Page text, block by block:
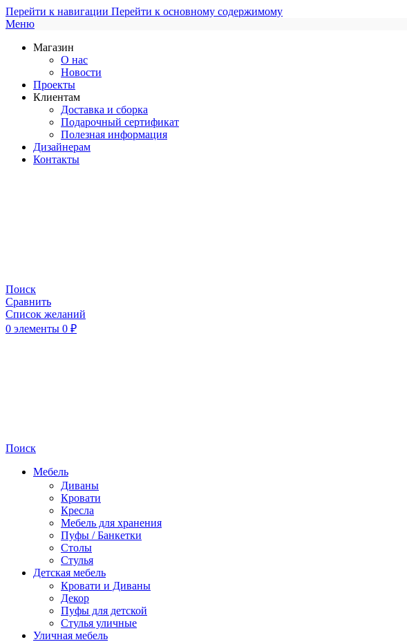
Перейти к навигации Перейти к основному содержимому
Меню
Магазин
О нас
Новости
Проекты
Клиентам
Доставка и сборка
Подарочный сертификат
Полезная информация
Дизайнерам
Контакты
Поиск
Сравнить
Список желаний
0 элементы 0 ₽
Поиск
Мебель
Диваны
Кровати
Кресла
Мебель для хранения
Пуфы / Банкетки
Столы
Стулья
Детская мебель
Кровати и Диваны
Декор
Пуфы для детской
Стулья уличные
Уличная мебель